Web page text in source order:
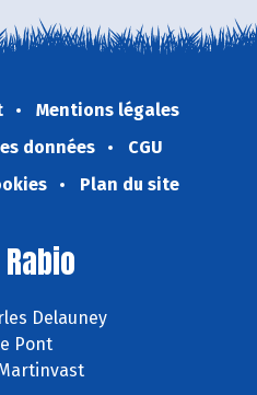
Mentions légales
données
CGU
Plan du site
Delauney
Pont